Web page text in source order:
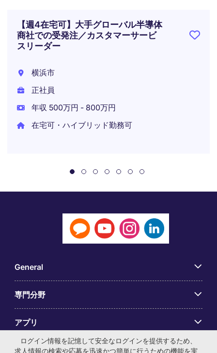
【週4在宅可】大手グローバル半導体
商社での受発注／カスタマーサービ
スリーダー
横浜市
正社員
年収 500万円 - 800万円
在宅可・ハイブリッド勤務可
General
専門分野
アプリ
Employer Centre
ログイン情報を記憶して安全なログインを提供するため、
求人情報の検索や応募を迅速かつ簡単に行うための機能を実